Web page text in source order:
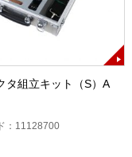
タ組立キット（S）A
：11128700